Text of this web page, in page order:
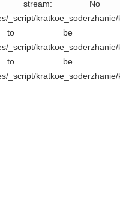
stream:
_script/
to be
_script/
to be
_script/